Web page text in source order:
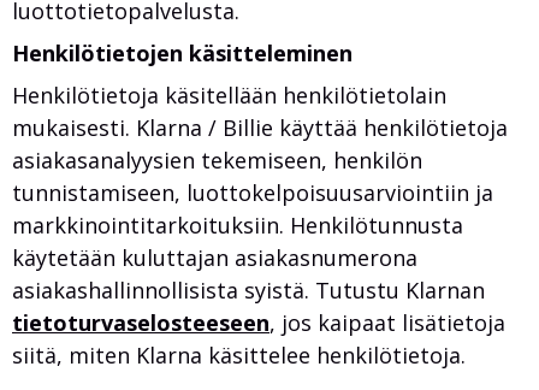
luottotietopalvelusta.
Henkilötietojen käsitteleminen
Henkilötietoja käsitellään henkilötietolain
mukaisesti. Klarna / Billie käyttää henkilötietoja
asiakasanalyysien tekemiseen, henkilön
tunnistamiseen, luottokelpoisuusarviointiin ja
markkinointitarkoituksiin. Henkilötunnusta
käytetään kuluttajan asiakasnumerona
asiakashallinnollisista syistä. Tutustu Klarnan
tietoturvaselosteeseen, jos kaipaat lisätietoja
siitä, miten Klarna käsittelee henkilötietoja.